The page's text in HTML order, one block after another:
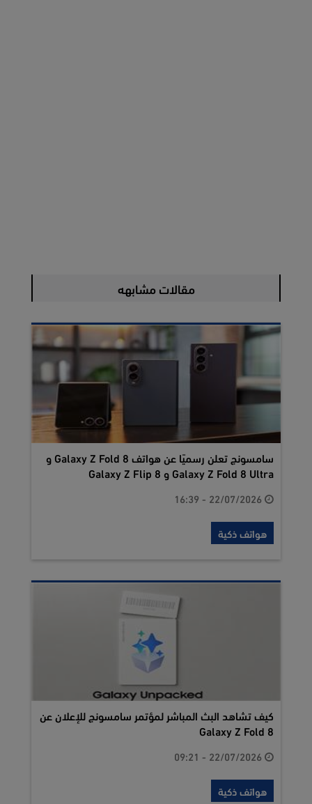
مقالات مشابهه
سامسونج تعلن رسميًا عن هواتف Galaxy Z Fold 8 و
Galaxy Z Fold 8 Ultra و Galaxy Z Flip 8
هواتف ذكية
كيف تشاهد البث المباشر لمؤتمر سامسونج للإعلان عن
Galaxy Z Fold 8
هواتف ذكية